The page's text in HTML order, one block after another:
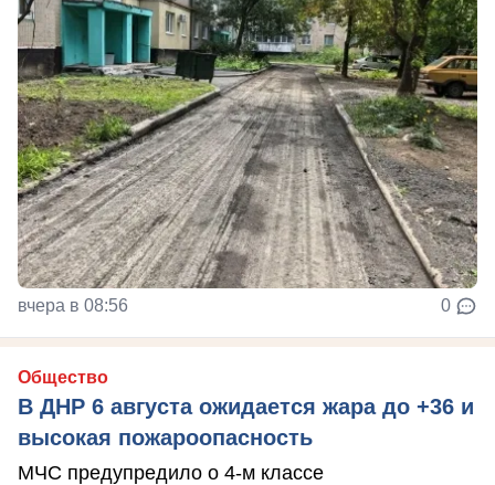
вчера в 08:56 0
Общество
В ДНР 6 августа ожидается жара до +36 и
высокая пожароопасность
МЧС предупредило о 4-м классе